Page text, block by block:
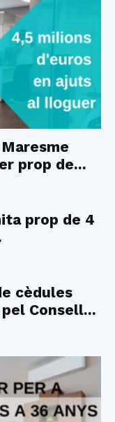
prop de...
prop de 4
cèdules
Consell...